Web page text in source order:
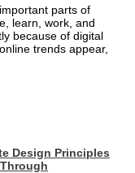
parts of
learn, work, and
because of digital
trends appear,
Design Principles